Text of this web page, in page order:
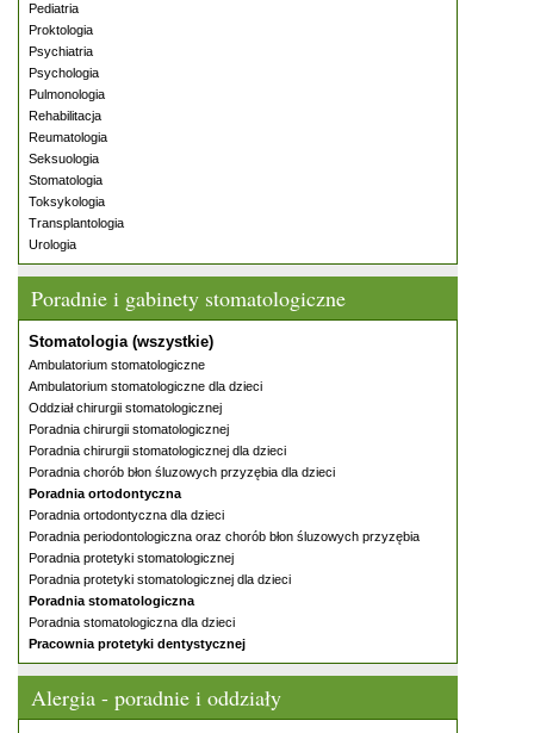
Pediatria
Proktologia
Psychiatria
Psychologia
Pulmonologia
Rehabilitacja
Reumatologia
Seksuologia
Stomatologia
Toksykologia
Transplantologia
Urologia
Poradnie i gabinety stomatologiczne
Stomatologia (wszystkie)
Ambulatorium stomatologiczne
Ambulatorium stomatologiczne dla dzieci
Oddział chirurgii stomatologicznej
Poradnia chirurgii stomatologicznej
Poradnia chirurgii stomatologicznej dla dzieci
Poradnia chorób błon śluzowych przyzębia dla dzieci
Poradnia ortodontyczna
Poradnia ortodontyczna dla dzieci
Poradnia periodontologiczna oraz chorób błon śluzowych przyzębia
Poradnia protetyki stomatologicznej
Poradnia protetyki stomatologicznej dla dzieci
Poradnia stomatologiczna
Poradnia stomatologiczna dla dzieci
Pracownia protetyki dentystycznej
Alergia - poradnie i oddziały